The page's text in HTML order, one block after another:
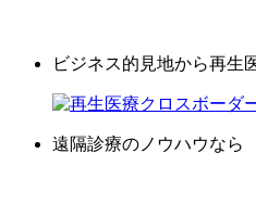
ビジネス的見地から再生
遠隔診療のノウハウなら